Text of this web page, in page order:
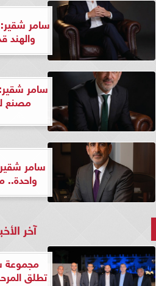
سامر شقير:
والهند
سامر
مصنع
واحدة..
آخر
مجموعة
تطلق